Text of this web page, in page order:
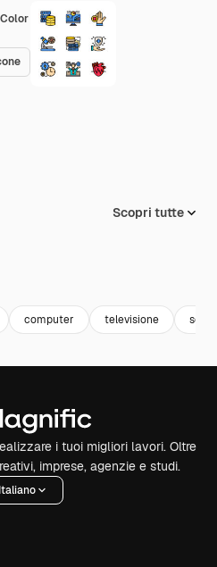
Scopri tutte
computer televisione
i tuoi migliori lavori. Oltre
imprese, agenzie e studi.
Italiano